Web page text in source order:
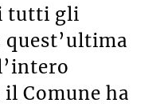
tutti gli
Comune ha